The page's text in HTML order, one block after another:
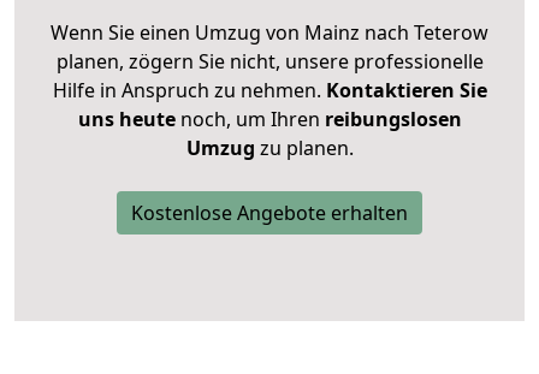
Wenn Sie einen Umzug von Mainz nach Teterow
planen, zögern Sie nicht, unsere professionelle
Hilfe in Anspruch zu nehmen. Kontaktieren Sie
uns heutenoch, um Ihren reibungslosen
Umzug zu planen.
Kostenlose Angebote erhalten